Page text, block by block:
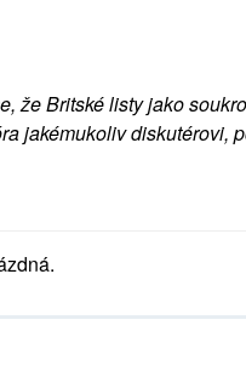
že Britské listy jako
jakémukoliv diskutérovi,